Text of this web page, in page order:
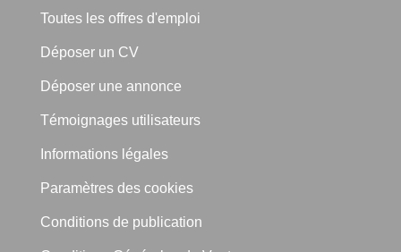
Toutes les offres d'emploi
Déposer un CV
Déposer une annonce
Témoignages utilisateurs
Informations légales
Paramètres des cookies
Conditions de publication